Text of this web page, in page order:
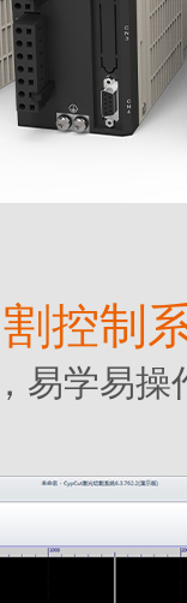
控制
易学易操